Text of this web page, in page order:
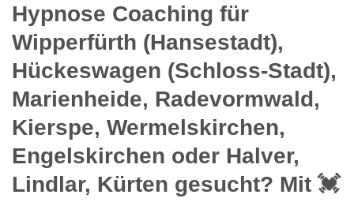
Hypnose Coaching für
Wipperfürth (Hansestadt),
Hückeswagen (Schloss-Stadt),
Marienheide, Radevormwald,
Kierspe, Wermelskirchen,
Engelskirchen oder Halver,
Lindlar, Kürten gesucht? Mit 💓️